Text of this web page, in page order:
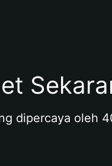
dipercaya oleh